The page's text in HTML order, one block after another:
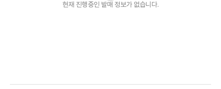
현재 진행중인 발매 정보가 없습니다.